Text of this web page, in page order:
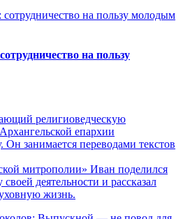
на пользу
религиоведческую
епархии
занимается переводами текстов
митрополии» Иван поделился
деятельности и рассказал
жизнь.